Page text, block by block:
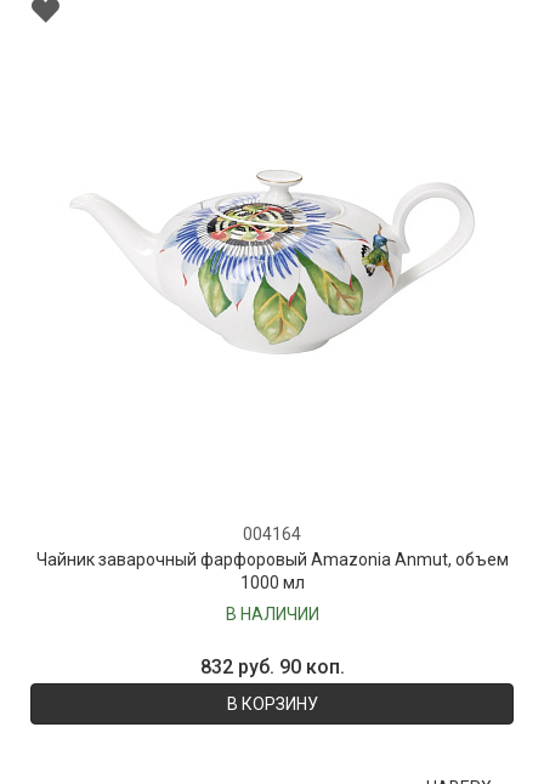
004164
Чайник заварочный фарфоровый Amazonia Anmut, объем
1000 мл
В НАЛИЧИИ
832 руб. 90 коп.
В КОРЗИНУ